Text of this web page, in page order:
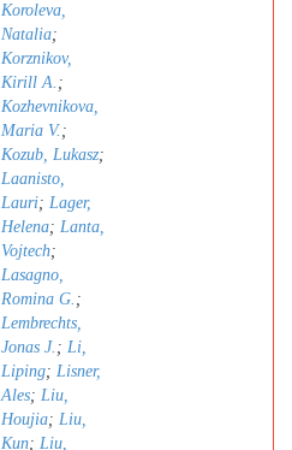
Koroleva,
Natalia;
Korznikov,
Kirill A. ;
Kozhevnikova,
Maria V.;
Kozub, Lukasz;
Laanisto,
Lauri; Lager,
Helena; Lanta,
Vojtech;
Lasagno,
Romina G. ;
Lembrechts,
Jonas J. ; Li,
Liping; Lisner,
Ales; Liu,
Houjia; Liu,
Kun; Liu,